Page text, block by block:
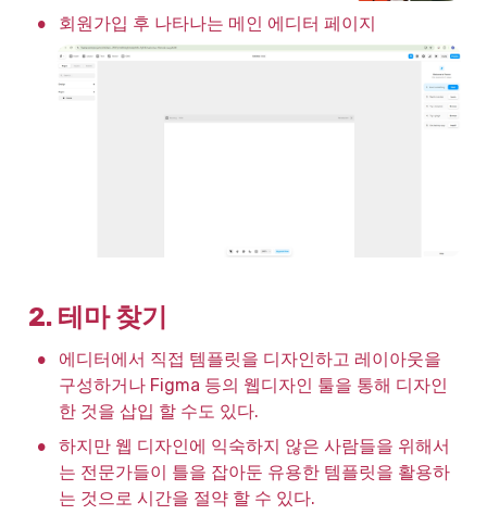
• 회원가입 후 나타나는 메인 에디터 페이지
2. 테마 찾기
•
에디터에서 직접 템플릿을 디자인하고 레이아웃을
구성하거나 Figma 등의 웹디자인 툴을 통해 디자인
한 것을 삽입 할 수도 있다.
•
하지만 웹 디자인에 익숙하지 않은 사람들을 위해서
는 전문가들이 틀을 잡아둔 유용한 템플릿을 활용하
는 것으로 시간을 절약 할 수 있다.